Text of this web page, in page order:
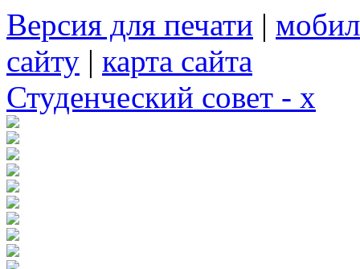
Версия для печати |
сайту | карта сайта
Студенческий совет - x